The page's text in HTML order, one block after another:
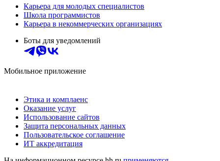
Карьера для молодых специалистов
Школа программистов
Карьера в некоммерческих организациях
Боты для уведомлений
Мобильное приложение
Этика и комплаенс
Оказание услуг
Использование сайтов
Защита персональных данных
Пользовательское соглашение
ИТ аккредитация